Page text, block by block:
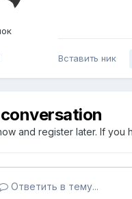
Вставить ник
and register later. If you
Ответить в тему...